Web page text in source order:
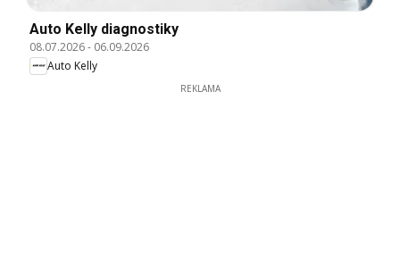
Auto Kelly diagnostiky
08.07.2026- 06.09.2026
Auto Kelly
REKLAMA